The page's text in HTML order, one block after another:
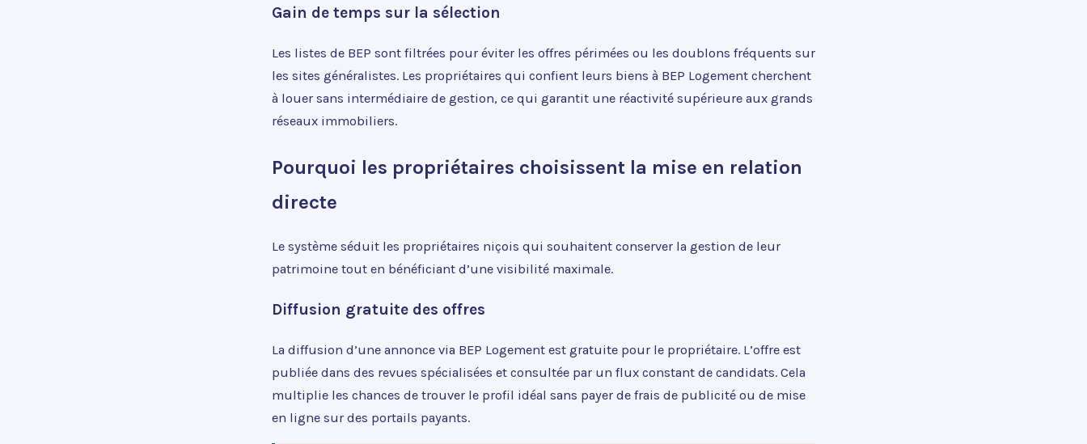
Gain de temps sur la sélection
Les listes de BEP sont filtrées pour éviter les offres périmées ou les doublons fréquents sur
les sites généralistes. Les propriétaires qui confient leurs biens à BEP Logement cherchent
à louer sans intermédiaire de gestion, ce qui garantit une réactivité supérieure aux grands
réseaux immobiliers.
Pourquoi les propriétaires choisissent la mise en relation
directe
Le système séduit les propriétaires niçois qui souhaitent conserver la gestion de leur
patrimoine tout en bénéficiant d’une visibilité maximale.
Diffusion gratuite des offres
La diffusion d’une annonce via BEP Logement est gratuite pour le propriétaire. L’offre est
publiée dans des revues spécialisées et consultée par un flux constant de candidats. Cela
multiplie les chances de trouver le profil idéal sans payer de frais de publicité ou de mise
en ligne sur des portails payants.